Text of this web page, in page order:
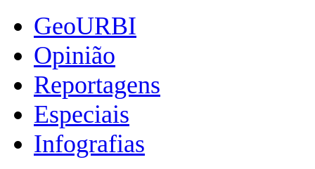
GeoURBI
Opinião
Reportagens
Especiais
Infografias